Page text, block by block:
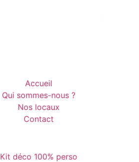
Accueil
Qui sommes-nous ?
Nos locaux
Contact
Kit déco 100% perso